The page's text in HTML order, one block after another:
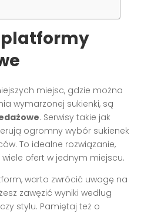
miejsc, gdzie można
wymarzonej sukienki, są
. Serwisy takie jak
ogromny wybór sukienek
To idealne rozwiązanie,
ofert w jednym miejscu.
warto zwrócić uwagę na
zawęzić wyniki według
stylu. Pamiętaj też o